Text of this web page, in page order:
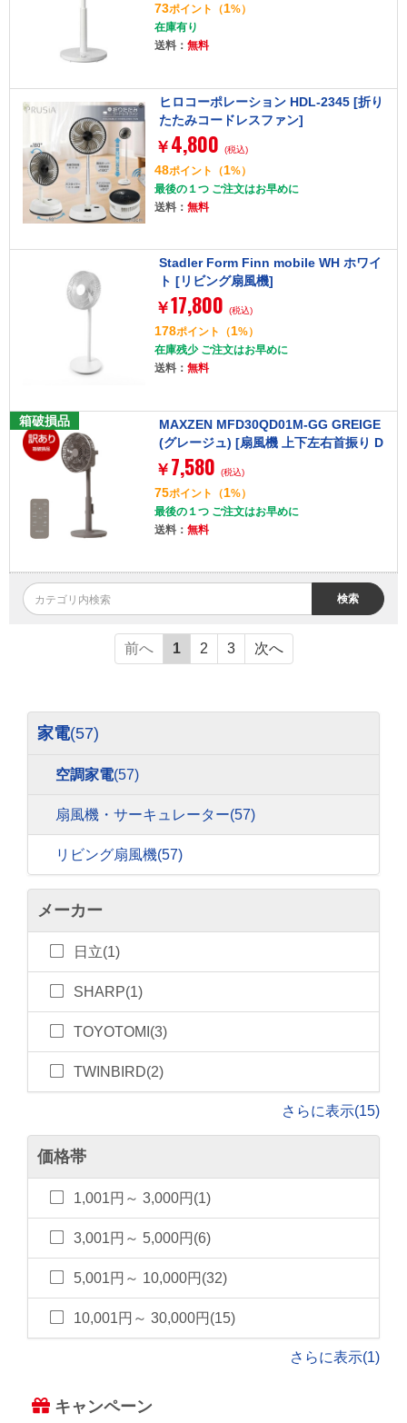
73ポイント （1%）
在庫有り
送料： 無料
ヒロコーポレーション HDL-2345 [折り
たたみコードレスファン]
￥ 4,800 (税込)
48ポイント （1%）
最後の１つ ご注文はお早めに
送料： 無料
Stadler Form Finn mobile WH ホワイ
ト [リビング扇風機]
￥17,800 (税込)
178ポイント （1%）
在庫残少 ご注文はお早めに
送料： 無料
箱破損品
MAXZEN MFD30QD01M-GG GREIGE
(グレージュ) [扇風機 上下左右首振り D
Cモーター]
￥ 7,580 (税込)
75ポイント （1%）
最後の１つ ご注文はお早めに
送料： 無料
検索
前へ 1 2 3 次へ
家電(57)
空調家電(57)
扇風機・サーキュレーター(57)
リビング扇風機(57)
メーカー
日立(1)
SHARP(1)
TOYOTOMI(3)
TWINBIRD(2)
さらに表示(15)
価格帯
1,001円～ 3,000円(1)
3,001円～ 5,000円(6)
5,001円～ 10,000円(32)
10,001円～ 30,000円(15)
さらに表示(1)
キャンペーン